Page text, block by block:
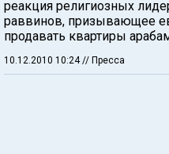
реакция религиозных
раввинов, призывающее
продавать квартиры
10.12.2010 10:24// Пресса